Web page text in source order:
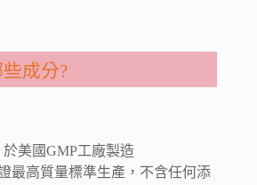
成分?
於美國GMP工廠製造
最高質量標準生產，不含任何添